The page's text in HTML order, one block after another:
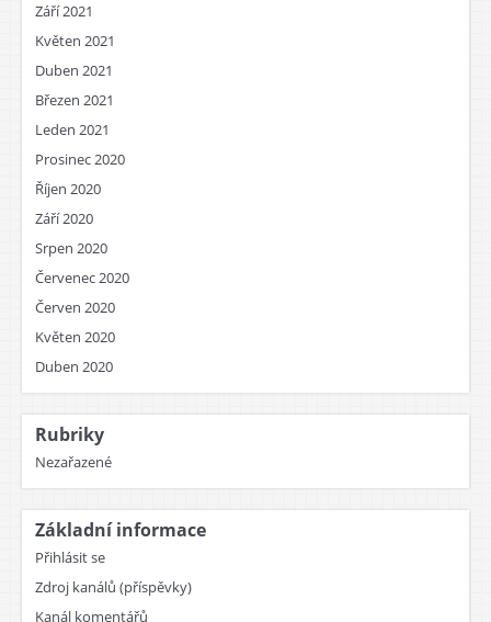
Září 2021
Květen 2021
Duben 2021
Březen 2021
Leden 2021
Prosinec 2020
Říjen 2020
Září 2020
Srpen 2020
Červenec 2020
Červen 2020
Květen 2020
Duben 2020
Rubriky
Nezařazené
Základní informace
Přihlásit se
Zdroj kanálů (příspěvky)
Kanál komentářů